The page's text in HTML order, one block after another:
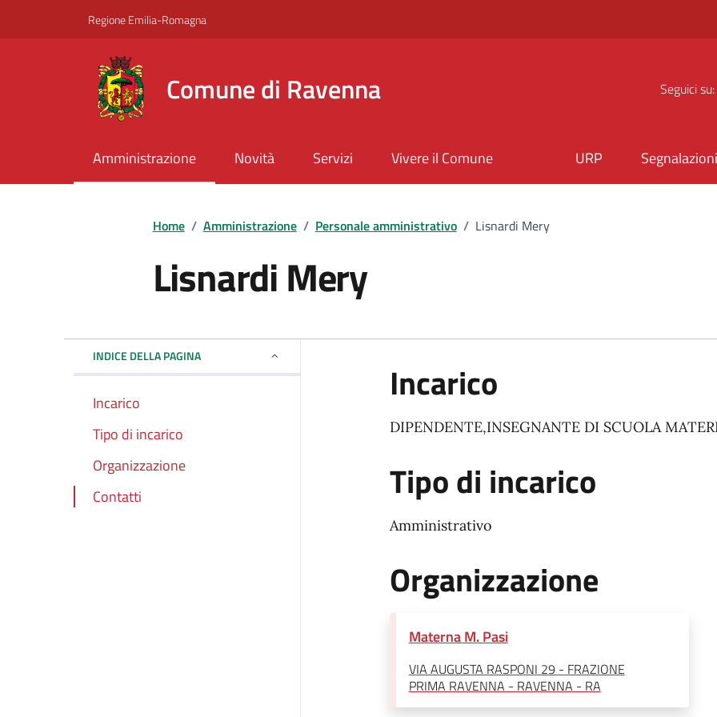
Regione Emilia-Romagna
Comune di Ravenna Seguici su:
Amministrazione Novità Servizi Vivere il Comune URP
Home / Amministrazione / Personale amministrativo / Lisnardi Mery
Lisnardi Mery
INDICE DELLA PAGINA
Incarico
Tipo di incarico
Organizzazione
Contatti
Incarico
DIPENDENTE,INSEGNANTE DI SCUOLA
Tipo di incarico
Amministrativo
Organizzazione
Materna M. Pasi
VIA AUGUSTA RASPONI 29 - FRAZIONE
PRIMA RAVENNA - RAVENNA - RA